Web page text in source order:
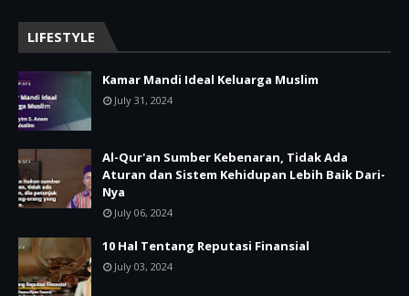
LIFESTYLE
Kamar Mandi Ideal Keluarga Muslim
July 31, 2024
Al-Qur'an Sumber Kebenaran, Tidak Ada
Aturan dan Sistem Kehidupan Lebih Baik Dari-
Nya
July 06, 2024
10 Hal Tentang Reputasi Finansial
July 03, 2024